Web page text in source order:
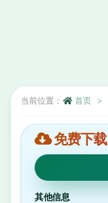
当前位置： 首页
免费下载
其他信息